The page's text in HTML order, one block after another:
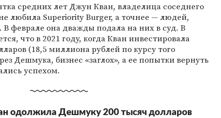
средних лет Джун Кван, владелица соседнего
любила Superiority Burger, а точнее — людей,
В феврале она дважды подала на них в суд. В
что в 2021 году, когда Кван инвестировала
(18,5 миллиона рублей по курсу того
Дешмука, бизнес «заглох», а ее попытки вернуть
успехом.
одолжила Дешмуку 200 тысяч долларов